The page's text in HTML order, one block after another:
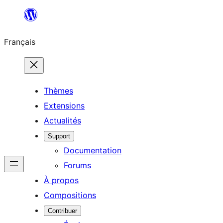
contenu
Français
Thèmes
Extensions
Actualités
Support
Documentation
Forums
À propos
Compositions
Contribuer